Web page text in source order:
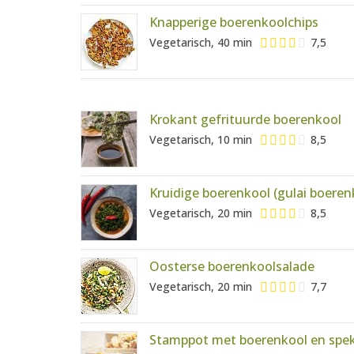
Knapperige boerenkoolchips
Vegetarisch, 40 min 7,5
Krokant gefrituurde boerenkool
Vegetarisch, 10 min 8,5
Kruidige boerenkool (gulai
Vegetarisch, 20 min 8,5
Oosterse boerenkoolsalade
Vegetarisch, 20 min 7,7
Stamppot met boerenkool en